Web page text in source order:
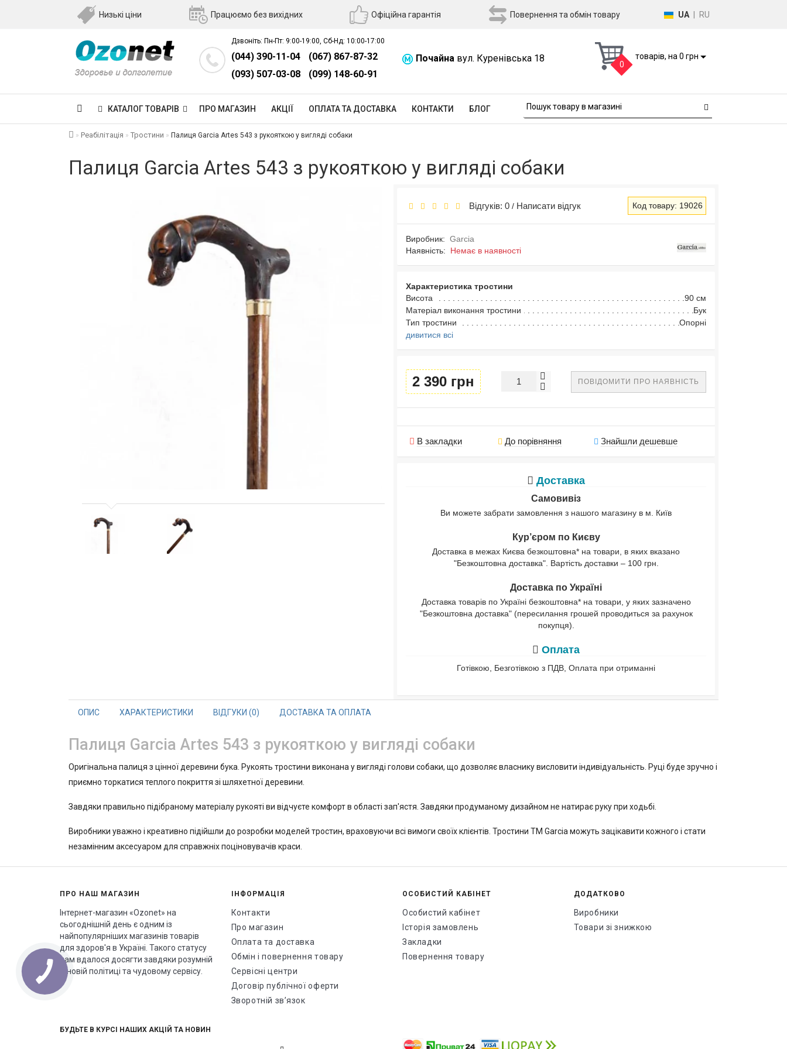
Низькі ціни Працюємо без вихідних Офіційна гарантія Повернення та обмін товару UA RU
Дзвоніть: Пн-Пт: 9:00-19:00, Сб-Нд: 10:00-17:00
(044) 390-11-04
(067) 867-87-32
(093) 507-03-08
(099) 148-60-91
Почайна вул. Куренівська 18
0
товарів, на 0 грн
КАТАЛОГ ТОВАРІВ ПРО МАГАЗИН АКЦІЇ ОПЛАТА ТА ДОСТАВКА КОНТАКТИ БЛОГ
Реабілітація Тростини Палиця Garcia Artes 543 з рукояткою у вигляді собаки
Палиця Garcia Artes 543 з рукояткою у вигляді собаки
Відгуків: 0 / Написати відгук Код товару: 19026
Виробник: Garcia
Наявність: Немає в наявності
Характеристика тростини
Висота
90 см
Матеріал виконання тростини
Бук
Тип тростини
Опорні
дивитися всі
2 390 грн ПОВІДОМИТИ ПРО НАЯВНІСТЬ
В закладки До порівняння Знайшли дешевше
Доставка
Самовивіз
Ви можете забрати замовлення з нашого магазину в м. Київ
Кур’єром по Києву
Доставка в межах Києва безкоштовна* на товари, в яких вказано
"Безкоштовна доставка". Вартість доставки – 100 грн.
Доставка по Україні
Доставка товарів по Україні безкоштовна* на товари, у яких зазначено
"Безкоштовна доставка" (пересилання грошей проводиться за рахунок
покупця).
Оплата
Готівкою, Безготівкою з ПДВ, Оплата при отриманні
ОПИС ХАРАКТЕРИСТИКИ ВІДГУКИ (0) ДОСТАВКА ТА ОПЛАТА
Палиця Garcia Artes 543 з рукояткою у вигляді собаки
Оригінальна палиця з цінної деревини бука. Рукоять тростини виконана у вигляді голови собаки, що дозволяє власнику висловити індивідуальність. Руці буде зручно і
приємно торкатися теплого покриття зі шляхетної деревини.
Завдяки правильно підібраному матеріалу рукояті ви відчуєте комфорт в області зап'ястя. Завдяки продуманому дизайном не натирає руку при ходьбі.
Виробники уважно і креативно підійшли до розробки моделей тростин, враховуючи всі вимоги своїх клієнтів. Тростини ТМ Garcia можуть зацікавити кожного і стати
незамінним аксесуаром для справжніх поціновувачів краси.
ПРО НАШ МАГАЗИН
Інтернет-магазин «Ozonet» на
сьогоднішній день є одним із
найпопулярніших магазинів товарів
для здоров'я в Україні. Такого статусу
нам вдалося досягти завдяки розумній
ціновій політиці та чудовому сервісу.
ІНФОРМАЦІЯ
Контакти
Про магазин
Оплата та доставка
Обмін і повернення товару
Сервісні центри
Договір публічної оферти
Зворотній зв’язок
ОСОБИСТИЙ КАБІНЕТ
Особистий кабінет
Історія замовлень
Закладки
Повернення товару
ДОДАТКОВО
Виробники
Товари зі знижкою
БУДЬТЕ В КУРСІ НАШИХ АКЦІЙ ТА НОВИН